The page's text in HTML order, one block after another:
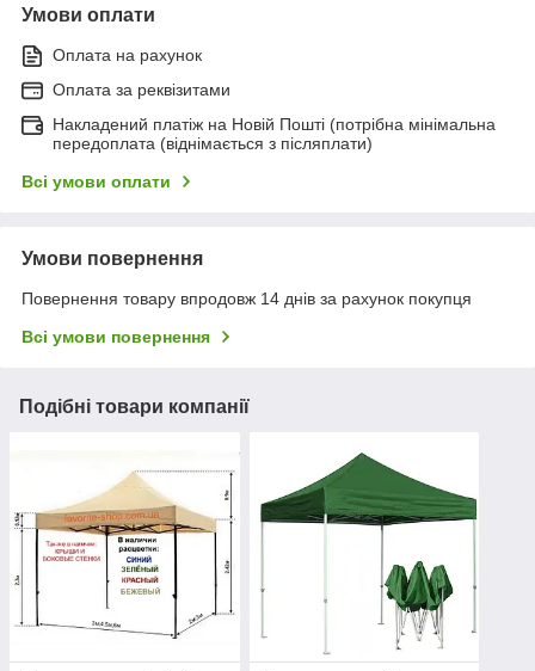
Умови оплати
Оплата на рахунок
Оплата за реквізитами
Накладений платіж на Новій Пошті (потрібна мінімальна
передоплата (віднімається з післяплати)
Всі умови оплати
Умови повернення
Повернення товару впродовж 14 днів за рахунок покупця
Всі умови повернення
Подібні товари компанії